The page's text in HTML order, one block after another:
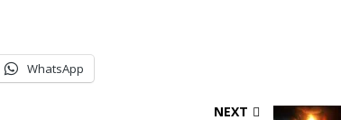
WhatsApp
NEXT